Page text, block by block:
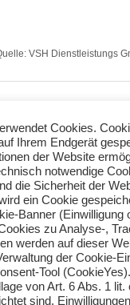
VSH Dienstleistungs
bei der LuF
Bundesrat: Viertes
Nachricht mit Ihren
Cookies.
Ihrem Endgerät
der Website
notwendige
die Sicherheit der
ein Cookie
Banner (Einwilligung
zu Analyse-,
werden auf dieser
der Cookie-
Tool
von Art. 6 Abs. 1
sind,